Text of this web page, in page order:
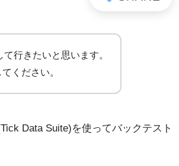
行きたいと思います。
ください。
Data Suite)を使ってバックテスト